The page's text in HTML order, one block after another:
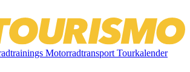
MotorradtransportTourkalender